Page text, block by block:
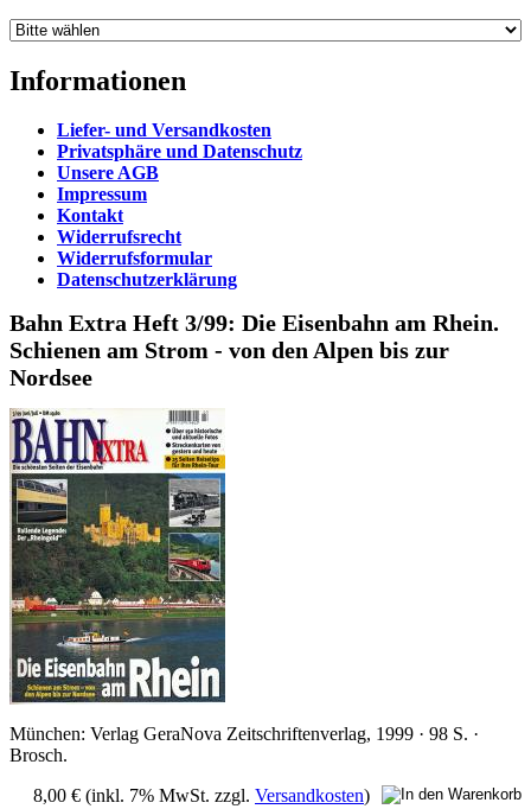
Informationen
Liefer- und Versandkosten
Privatsphäre und Datenschutz
Unsere AGB
Impressum
Kontakt
Widerrufsrecht
Widerrufsformular
Datenschutzerklärung
Bahn Extra Heft 3/99: Die Eisenbahn am Rhein.
Schienen am Strom - von den Alpen bis zur
Nordsee
München: Verlag GeraNova Zeitschriftenverlag, 1999 · 98 S. ·
Brosch.
8,00 € (inkl. 7% MwSt. zzgl. Versandkosten)